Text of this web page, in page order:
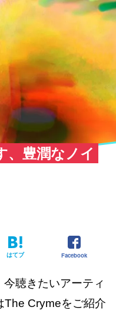
、豊潤なノイ
はてブ Facebook
聴きたいアーティ
The Crymeをご紹介